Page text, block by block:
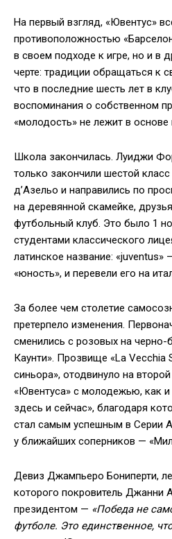
На первый взгляд, «Ювентус»
противоположностью
в своем подходе к игре, но и в
черте: традиции обращаться к
что в последние шесть лет в
воспоминания о собственном
«молодость» не лежит в основе
Школа закончилась. Луиджи
только закончили шестой
д’Азельо и направились по
на деревянной скамейке,
футбольный клуб. Это было 1
студентами классического
латинское название:
«юность», и перевели его на
За более чем столетие
претерпело изменения.
сменились с розовых на черно-
Каунти». Прозвище «La Vecchia
синьора», отодвинуло на
«Ювентуса» с молодежью, как и
здесь и сейчас», благодаря
стал самым успешным в Серии
у ближайших соперников —
Девиз Джампьеро Бониперти,
которого покровитель Джанни
президентом — «Победа не
футболе. Это единственное,